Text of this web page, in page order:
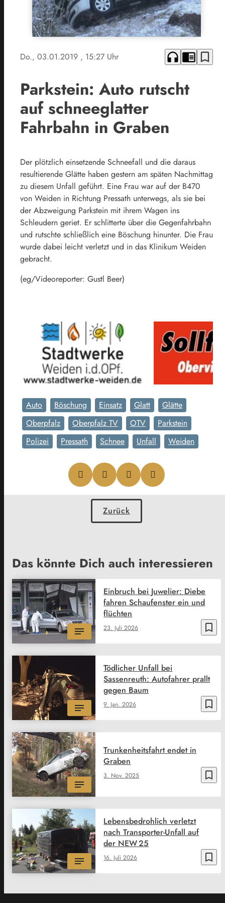
Do., 03.01.2019 , 15:27 Uhr headphones chrome_reader_mode bookmark_border
Parkstein: Auto rutscht
auf schneeglatter
Fahrbahn in Graben
Der plötzlich einsetzende Schneefall und die daraus
resultierende Glätte haben gestern am späten Nachmittag
zu diesem Unfall geführt. Eine Frau war auf der B470
von Weiden in Richtung Pressath unterwegs, als sie bei
der Abzweigung Parkstein mit ihrem Wagen ins
Schleudern geriet. Er schlitterte über die Gegenfahrbahn
und rutschte schließlich eine Böschung hinunter. Die Frau
wurde dabei leicht verletzt und in das Klinikum Weiden
gebracht.
(eg/Videoreporter: Gustl Beer)
Auto Böschung Einsatz Glatt
Glätte
Oberpfalz
Oberpfalz TV OTV
Parkstein
Polizei
Pressath Schnee Unfall Weiden
Zurück
Das könnte Dich auch interessieren
bookmark_border
23. Juli 2026
Einbruch bei Juwelier: Diebe
fahren Schaufenster ein und
flüchten
bookmark_border
9. Jan. 2026
Tödlicher Unfall bei
Sassenreuth: Autofahrer prallt
gegen Baum
bookmark_border
3. Nov. 2025
Trunkenheitsfahrt endet in
Graben
bookmark_border
16. Juli 2026
Lebensbedrohlich verletzt
nach Transporter-Unfall auf
der NEW 25